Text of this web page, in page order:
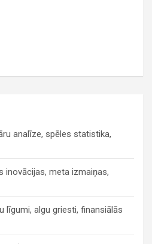
analīze, spēles statistika,
inovācijas, meta izmaiņas,
līgumi, algu griesti, finansiālās